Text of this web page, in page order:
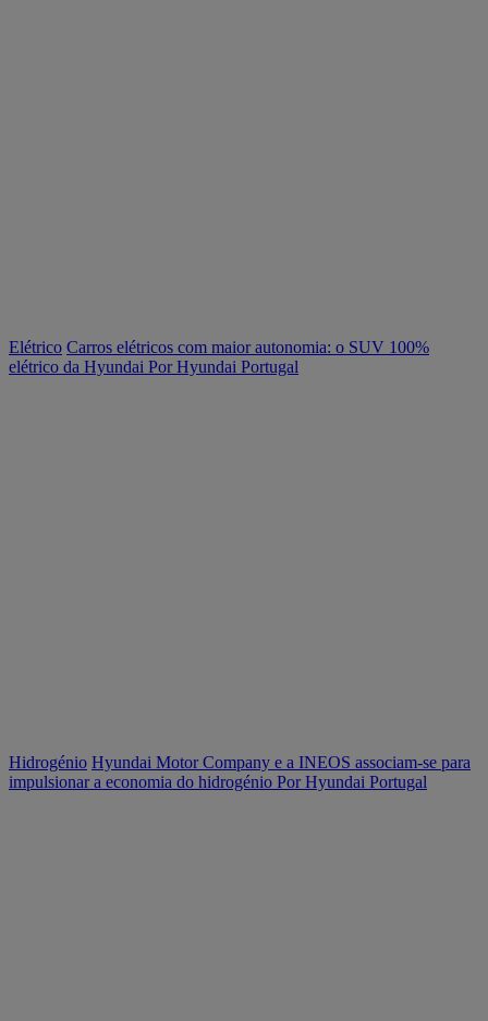
Elétrico Carros elétricos com maior autonomia: o SUV 100%
elétrico da Hyundai Por Hyundai Portugal
Hidrogénio Hyundai Motor Company e a INEOS associam-se para
impulsionar a economia do hidrogénio Por Hyundai Portugal